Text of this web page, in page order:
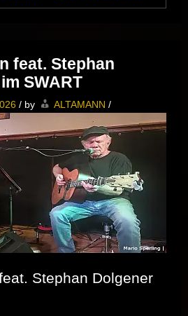
Dicke
feat. Stephan
SWART
/ by ALTAMANN /
Stephan Dolgener